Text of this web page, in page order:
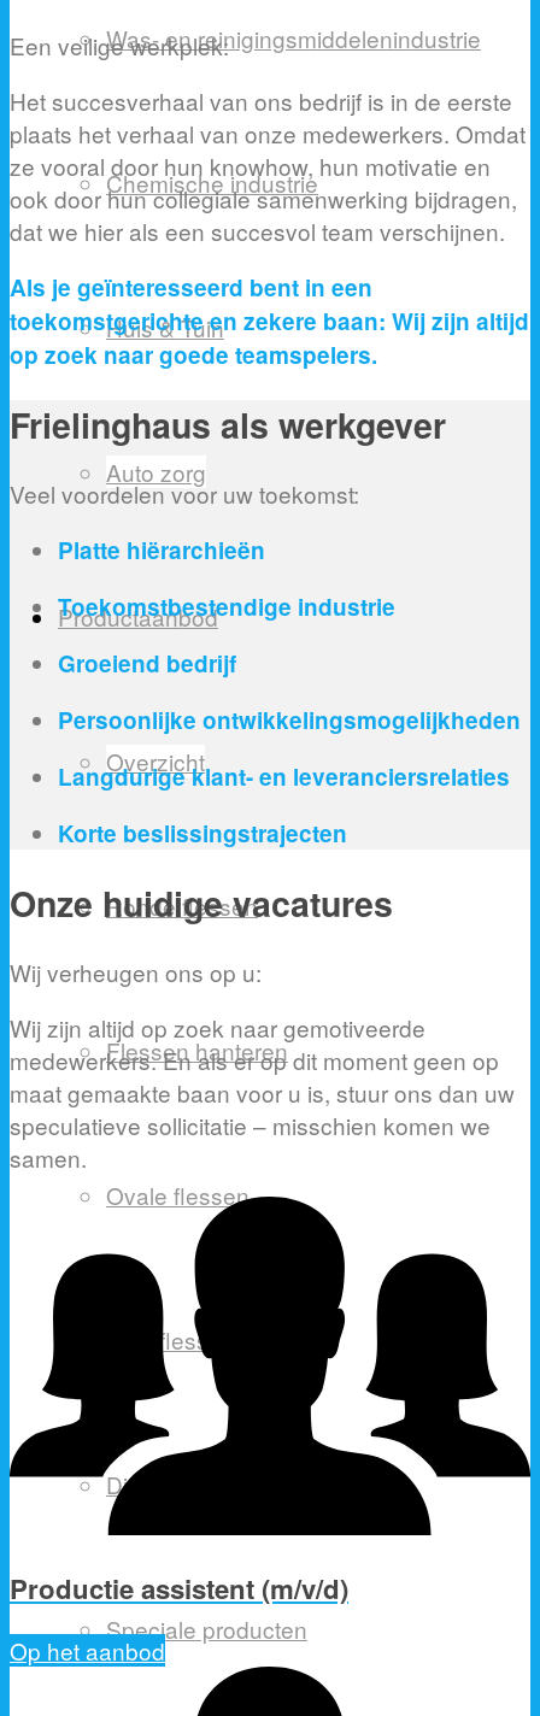
Was- en reinigingsmiddelenindustrie
Chemische industrie
Huis & Tuin
Auto zorg
Productaanbod
Overzicht
Ronde flessen
Flessen hanteren
Ovale flessen
Spuitflessen
Dispenserflessen
Speciale producten
Een veilige werkplek:
Het succesverhaal van ons bedrijf is in de eerste
plaats het verhaal van onze medewerkers. Omdat
ze vooral door hun knowhow, hun motivatie en
ook door hun collegiale samenwerking bijdragen,
dat we hier als een succesvol team verschijnen.
Als je geïnteresseerd bent in een
toekomstgerichte en zekere baan: Wij zijn altijd
op zoek naar goede teamspelers.
Frielinghaus als werkgever
Veel voordelen voor uw toekomst:
Platte hiërarchieën
Toekomstbestendige industrie
Groeiend bedrijf
Persoonlijke ontwikkelingsmogelijkheden
Langdurige klant- en leveranciersrelaties
Korte beslissingstrajecten
Onze huidige vacatures
Wij verheugen ons op u:
Wij zijn altijd op zoek naar gemotiveerde
medewerkers. En als er op dit moment geen op
maat gemaakte baan voor u is, stuur ons dan uw
speculatieve sollicitatie – misschien komen we
samen.
Productie assistent (m/v/d)
Op het aanbod